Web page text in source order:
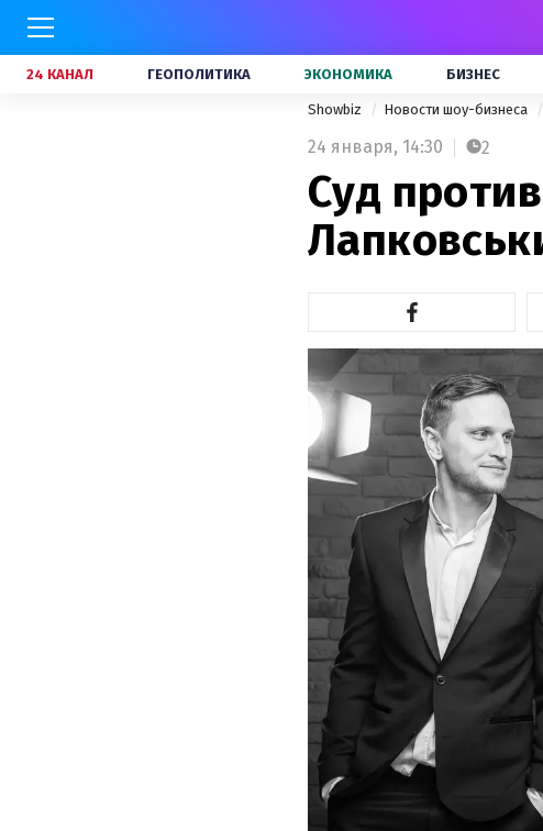
24 КАНАЛ ГЕОПОЛИТИКА ЭКОНОМИКА БИЗНЕС
Showbiz Новости шоу-бизнеса
24 января, 14:30 2
Суд